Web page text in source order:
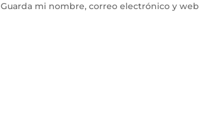
Guarda mi nombre, correo electrónico y